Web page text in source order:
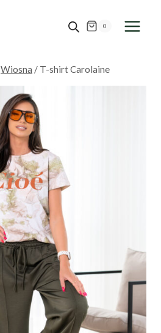
0
Wiosna / T-shirt Carolaine